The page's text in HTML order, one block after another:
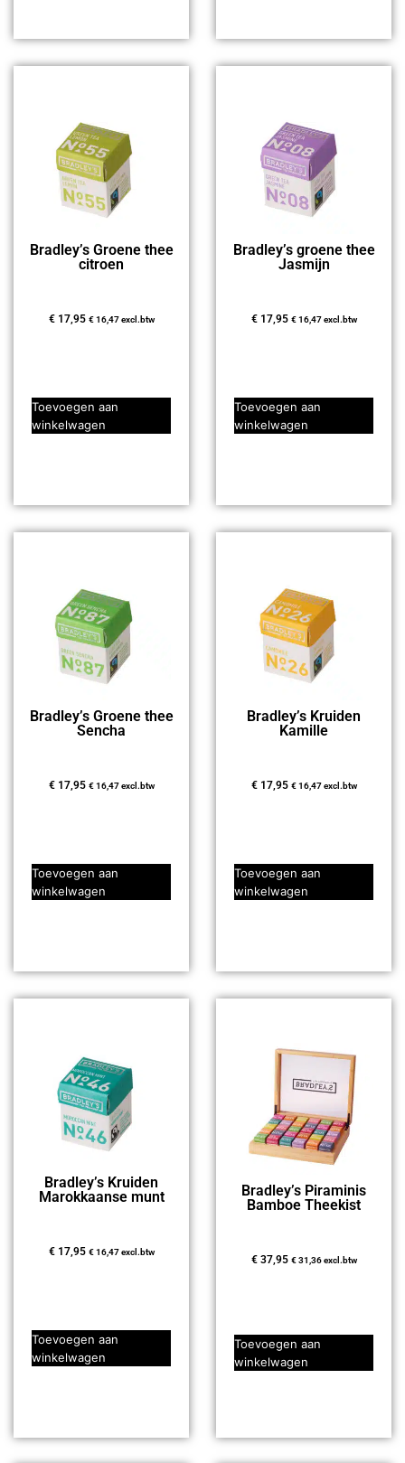
Bradley’s Groene thee
citroen
€17,95 €16,47excl.btw
Toevoegen aan
winkelwagen
Bradley’s groene thee
Jasmijn
€17,95 €16,47excl.btw
Toevoegen aan
winkelwagen
Bradley’s Groene thee
Sencha
€17,95 €16,47excl.btw
Toevoegen aan
winkelwagen
Bradley’s Kruiden
Kamille
€17,95 €16,47excl.btw
Toevoegen aan
winkelwagen
Bradley’s Kruiden
Marokkaanse munt
€17,95 €16,47excl.btw
Toevoegen aan
winkelwagen
Bradley’s Piraminis
Bamboe Theekist
€37,95 €31,36excl.btw
Toevoegen aan
winkelwagen